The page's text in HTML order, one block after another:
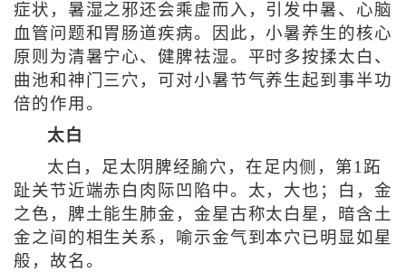
症状，暑湿之邪还会乘虚而入，引发中暑、心脑
血管问题和胃肠道疾病。因此，小暑养生的核心
原则为清暑宁心、健脾祛湿。平时多按揉太白、
曲池和神门三穴，可对小暑节气养生起到事半功
倍的作用。
太白
太白，足太阴脾经腧穴，在足内侧，第1跖
趾关节近端赤白肉际凹陷中。太，大也；白，金
之色，脾土能生肺金，金星古称太白星，暗含土
金之间的相生关系，喻示金气到本穴已明显如星
般，故名。